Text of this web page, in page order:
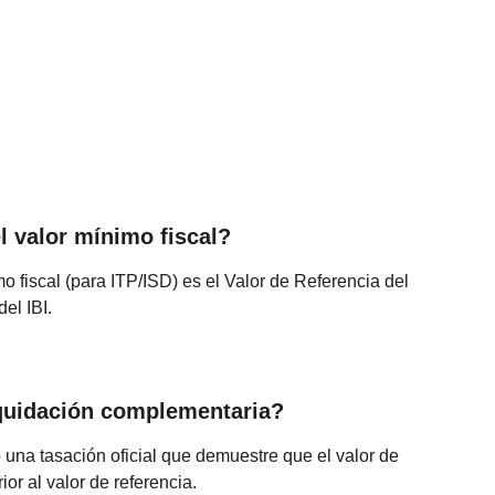
valor mínimo fiscal?
fiscal (para ITP/ISD) es el Valor de Referencia del
IBI.
complementaria?
tasación oficial que demuestre que el valor de
al valor de referencia.